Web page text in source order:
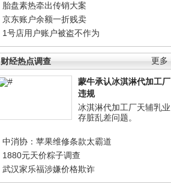
胎盘素热牵出传销大案
京东账户余额一折贱卖
1号店用户账户被盗不作为
更多
财经热点调查
蒙牛承认冰淇淋代加工厂
违规
冰淇淋代加工厂天辅乳业
存脏乱差问题。
中消协：苹果维修条款太霸道
1880元天价粽子调查
武汉家乐福涉嫌价格欺诈